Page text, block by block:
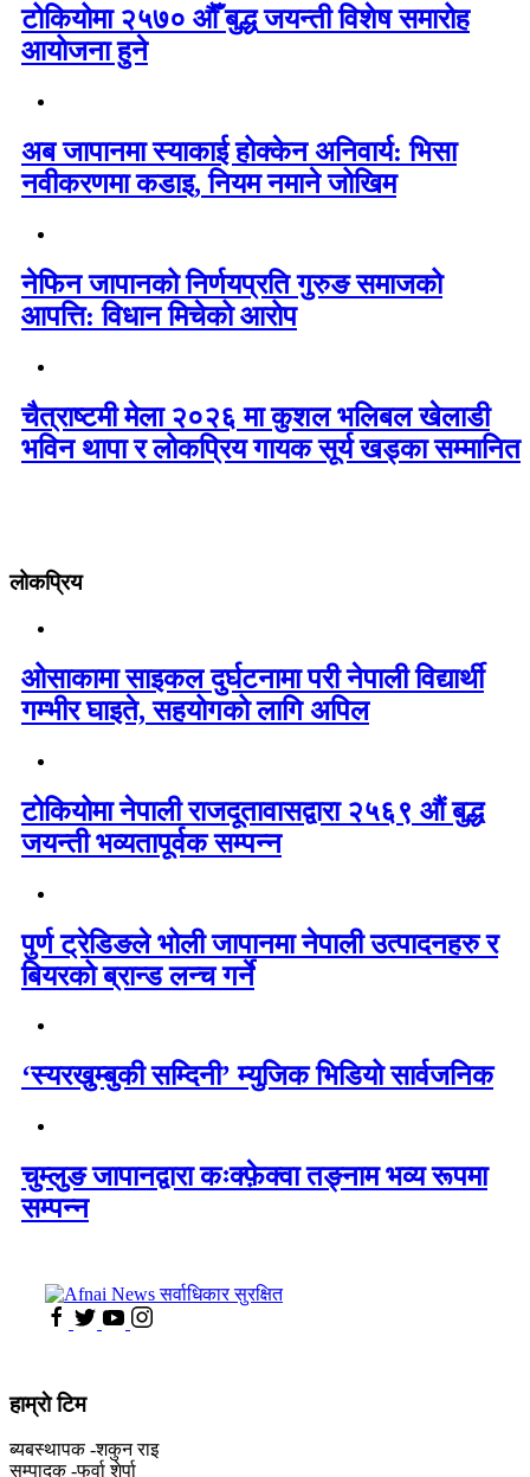
टोकियोमा २५७० औँ बुद्ध जयन्ती विशेष समारोह
आयोजना हुने
अब जापानमा स्याकाई होक्केन अनिवार्य: भिसा
नवीकरणमा कडाइ, नियम नमाने जोखिम
नेफिन जापानको निर्णयप्रति गुरुङ समाजको
आपत्ति: विधान मिचेको आरोप
चैत्राष्टमी मेला २०२६ मा कुशल भलिबल खेलाडी
भविन थापा र लोकप्रिय गायक सूर्य खड्का सम्मानित
लोकप्रिय
ओसाकामा साइकल दुर्घटनामा परी नेपाली विद्यार्थी
गम्भीर घाइते, सहयोगको लागि अपिल
टोकियोमा नेपाली राजदूतावासद्वारा २५६९ औं बुद्ध
जयन्ती भव्यतापूर्वक सम्पन्न
पुर्ण ट्रेडिङले भोली जापानमा नेपाली उत्पादनहरु र
बियरको ब्रान्ड लन्च गर्ने
‘स्यरखुम्बुकी सम्दिनी’ म्युजिक भिडियो सार्वजनिक
चुम्लुङ जापानद्वारा कःक्फ़ेक्वा तङ्नाम भव्य रूपमा
सम्पन्न
हाम्राे टिम
ब्यबस्थापक -शकुन राइ
सम्पादक -फुर्वा शेर्पा